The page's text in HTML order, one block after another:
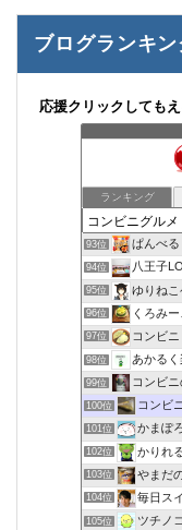
ブログランキン
応援クリックしても
ランキング
93位 ぱんべる
94位 八王子
95位 ゆりね
96位 くろみ
97位 コンビ
98位 あかるく
99位 コンビ
100位 コンビ
101位 かまぽ
102位 かりれ
103位 やまだ
104位 毎日ス
105位 ツチノ